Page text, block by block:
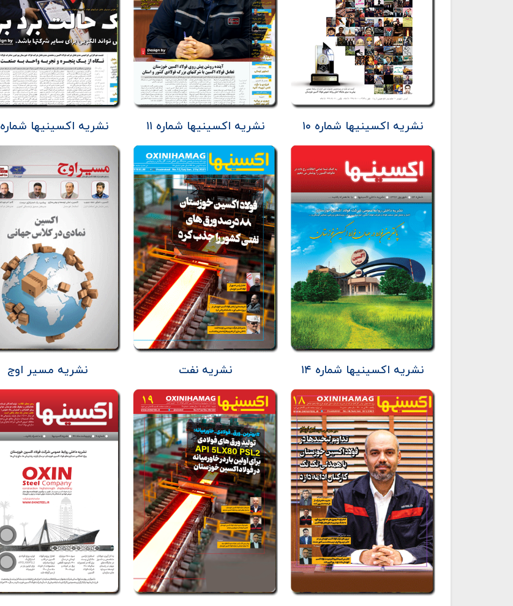
نشریه اکسینیها شماره ۱۰ نشریه اکسینیها شماره ۱۱ نشریه اکسینیها شماره ۱۲
نشریه اکسینیها شماره ۱۴ نشریه نفت نشریه مسیر اوج